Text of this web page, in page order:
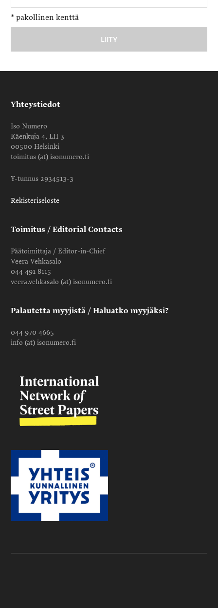
* pakollinen kenttä
Yhteystiedot
Iso Numero
Käenkuja 4, LH 3
00500 Helsinki
toimitus (at) isonumero.fi
Y-tunnus 2934513-3
Rekisteriseloste
Toimitus / Editorial Contacts
Päätoimittaja / Editor-in-Chief
Veera Vehkasalo
044 491 8115
veera.vehkasalo (at) isonumero.fi
Palautetta myyjistä / Haluatko myyjäksi?
044 970 4665
info (at) isonumero.fi